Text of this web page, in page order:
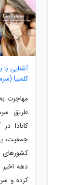
آشنایی
کلمبیا
مهاجرت به
طریق
جمعیت،
کشورهای
دهه
کرده و